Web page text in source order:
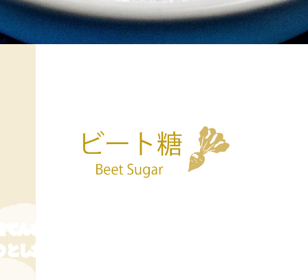
てんさい糖）とは、「甜菜（てんさい）」から作られ
とした甘さが特徴で、お料理やお菓子作りにも適して